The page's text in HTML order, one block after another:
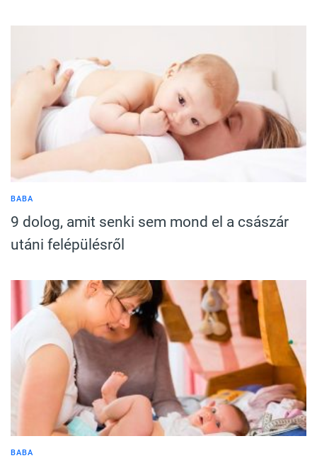
BABA
9 dolog, amit senki sem mond el a császár
utáni felépülésről
BABA